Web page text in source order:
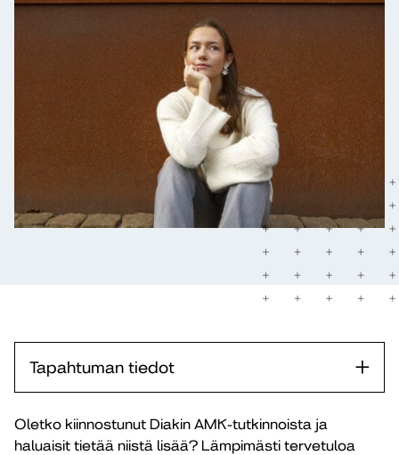
Tapahtuman tiedot
Oletko kiinnostunut Diakin AMK-tutkinnoista ja
haluaisit tietää niistä lisää? Lämpimästi tervetuloa